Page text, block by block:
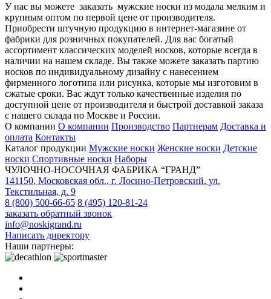
У нас вы можете заказать мужские носки из модала мелким и
крупным оптом по первой цене от производителя.
Приобрести штучную продукцию в интернет-магазине от
фабрики для розничных покупателей. Для вас богатый
ассортимент классических моделей носков, которые всегда в
наличии на нашем складе. Вы также можете заказать партию
носков по индивидуальному дизайну с нанесением
фирменного логотипа или рисунка, которые мы изготовим в
сжатые сроки. Вас ждут только качественные изделия по
доступной цене от производителя и быстрой доставкой заказа
с нашего склада по Москве и России.
О компании О компании Производство Партнерам Доставка и
оплата Контакты
Каталог продукции Мужские носки Женские носки Детские
носки Спортивные носки Наборы
ЧУЛОЧНО-НОСОЧНАЯ ФАБРИКА “ГРАНД”
141150, Московская обл., г. Лосино-Петровский, ул.
Текстильная, д. 9
8 (800) 500-66-65 8 (495) 120-81-24
заказать обратный звонок
info@noskigrand.ru
Написать директору
Наши партнеры: